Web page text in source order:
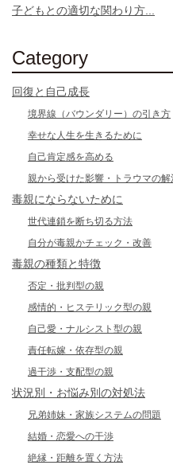
子どもとの適切な関わり方...
Category
回復と自己成長
境界線（バウンダリー）の引き方
幸せな人生を生きるために
自己肯定感を高める
親から受けた影響・トラウマの解
毒親にならないために
世代連鎖を断ち切る方法
自分が毒親かチェック・改善
毒親の種類と特徴
否定・批判型の親
感情的・ヒステリック型の親
自己愛・ナルシスト型の親
責任転嫁・依存型の親
過干渉・支配型の親
状況別・お悩み別の対処法
兄弟姉妹・家族システムの問題
結婚・恋愛への干渉
絶縁・距離を置く方法